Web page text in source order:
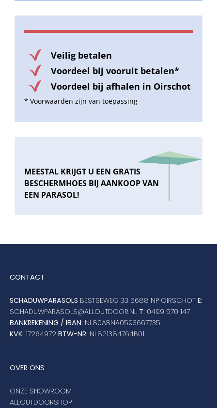
Veilig betalen
Voordeel bij vooruit betalen*
Voordeel bij afhalen in Oirschot
* Voorwaarden zijn van toepassing
MEESTAL KRIJGT U EEN GRATIS
BESCHERMHOES BIJ AANKOOP VAN
EEN PARASOL!
CONTACT
SCHADUWPARASOLS BESTSEWEG 33 5688 NP OIRSCHOT E:
SCHADUWPARASOLS@ALLOUTDOOR.NL T: 0499 570 147
BANKREKENING / IBAN: NL80ABNA0593667735
KVK: 17264972 BTW-NR: NL821384764B01
OVER ONS
ONZE SHOWROOM
ALLOUTDOORSHOP